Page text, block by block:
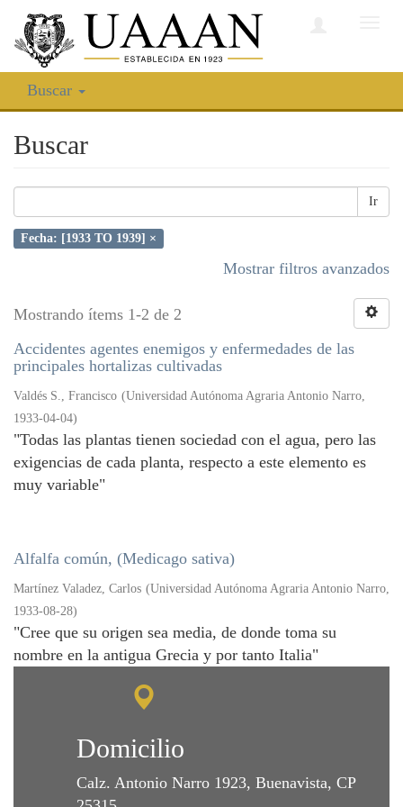
Buscar
Buscar
Ir
Fecha: [1933 TO 1939] ×
Mostrar filtros avanzados
Mostrando ítems 1-2 de 2
Accidentes agentes enemigos y enfermedades de las
principales hortalizas cultivadas
Valdés S., Francisco (Universidad Autónoma Agraria Antonio Narro,
1933-04-04)
"Todas las plantas tienen sociedad con el agua, pero las
exigencias de cada planta, respecto a este elemento es
muy variable"
Alfalfa común, (Medicago sativa)
Martínez Valadez, Carlos (Universidad Autónoma Agraria Antonio Narro,
1933-08-28)
"Cree que su origen sea media, de donde toma su
nombre en la antigua Grecia y por tanto Italia"
Domicilio
Calz. Antonio Narro 1923, Buenavista, CP